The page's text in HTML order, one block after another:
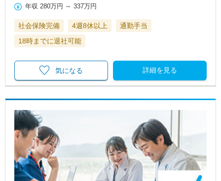
年収 280万円 ～337万円
社会保険完備 4週8休以上
通勤手当
18時までに退社可能
詳細を見る
気になる